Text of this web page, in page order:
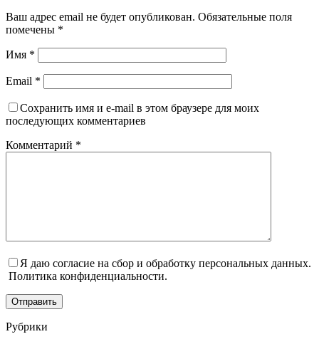
Ваш адрес email не будет опубликован. Обязательные поля
помечены *
Имя *
Email *
Сохранить имя и e-mail в этом браузере для моих
последующих комментариев
Комментарий *
Я даю согласие на сбор и обработку персональных данных.
Политика конфиденциальности.
Отправить
Рубрики